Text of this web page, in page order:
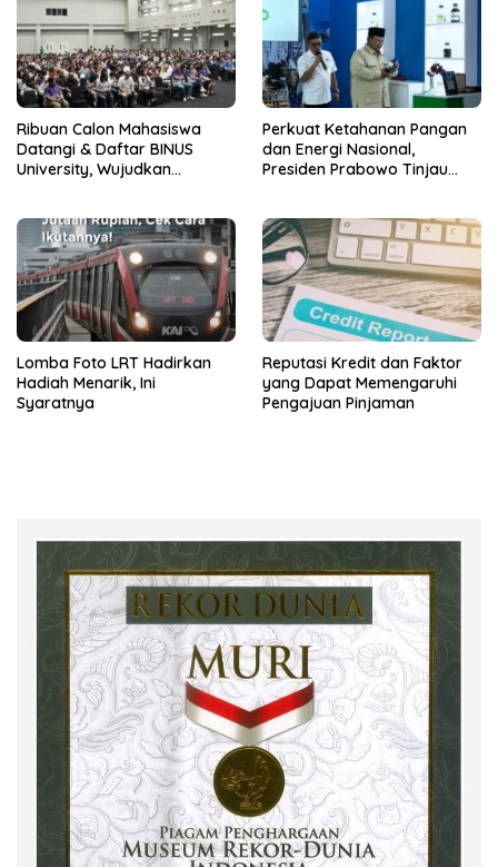
Ribuan Calon Mahasiswa
Datangi & Daftar BINUS
University, Wujudkan
Perkuat Ketahanan Pangan
dan Energi Nasional,
Presiden Prabowo Tinjau
Perkebunan Nusantara
Lomba Foto LRT Hadirkan
Hadiah Menarik, Ini
Syaratnya
Reputasi Kredit dan Faktor
yang Dapat Memengaruhi
Pengajuan Pinjaman